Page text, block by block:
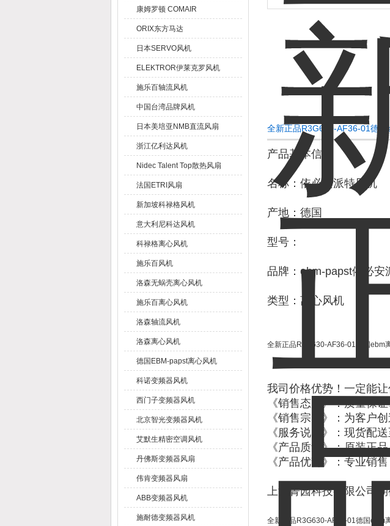
康姆罗顿 COMAIR
ORIX东方马达
日本SERVO风机
ELEKTROR伊莱克罗风机
施乐百轴流风机
中国台湾品牌风机
日本美培亚NMB直流风扇
浙江亿利达风机
Nidec Talent Top散热风扇
法国ETRI风扇
新加坡科禄格风机
意大利尼科达风机
科禄格离心风机
施乐百风机
洛森无蜗壳离心风机
施乐百离心风机
洛森轴流风机
洛森离心风机
德国EBM-papst离心风机
科诺变频器风机
西门子变频器风机
北京智光变频器风机
艾默生精密空调风机
丹佛斯变频器风扇
伟肯变频器风扇
ABB变频器风机
施耐德变频器风机
全新正品R3G630-AF36-01德国
产品基本信息
名称：依必安派特风机
产地：德国
型号：
品牌：ebm-papst依必安
类型：离心风机
全新正品R3G630-AF36-01德国ebm
我司价格优势！一定能
《销售态度》：质量保
《销售宗旨》：为客户
《服务说明》：现货配
《产品质量》：原装正品
《产品优势》：专业销
上海菁园科技有限公司
全新正品R3G630-AF36-01德国ebm